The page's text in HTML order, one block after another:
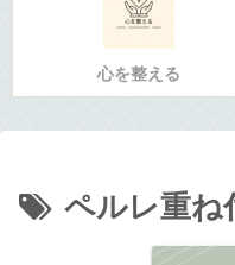
心を整える
ペルレ重ね